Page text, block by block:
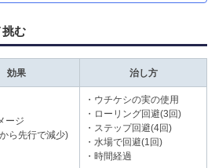
む
効果 治し方
ージ
ら先行で減少)
・ウチケシの実の使用
・ローリング回避(3回)
・ステップ回避(4回)
・水場で回避(1回)
・時間経過